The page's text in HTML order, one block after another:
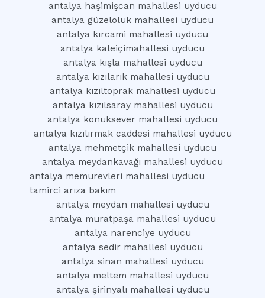
antalya haşimişcan mahallesi uyducu
antalya güzeloluk mahallesi uyducu
antalya kırcami mahallesi uyducu
antalya kaleiçimahallesi uyducu
antalya kışla mahallesi uyducu
antalya kızılarık mahallesi uyducu
antalya kızıltoprak mahallesi uyducu
antalya kızılsaray mahallesi uyducu
antalya konuksever mahallesi uyducu
antalya kızılırmak caddesi mahallesi uyducu
antalya mehmetçik mahallesi uyducu
antalya meydankavağı mahallesi uyducu
antalya memurevleri mahallesi uyducu
tamirci arıza bakım
antalya meydan mahallesi uyducu
antalya muratpaşa mahallesi uyducu
antalya narenciye uyducu
antalya sedir mahallesi uyducu
antalya sinan mahallesi uyducu
antalya meltem mahallesi uyducu
antalya şirinyalı mahallesi uyducu